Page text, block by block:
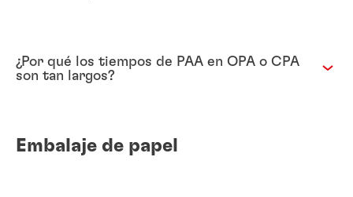
¿Por qué los tiempos de PAA en OPA o CPA
son tan largos?
Embalaje de papel